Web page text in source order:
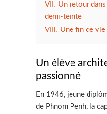
VII. Un retour
demi-teinte
VIII. Une fin de vie
Un élève
passionné
En 1946, jeune
de Phnom Penh, la